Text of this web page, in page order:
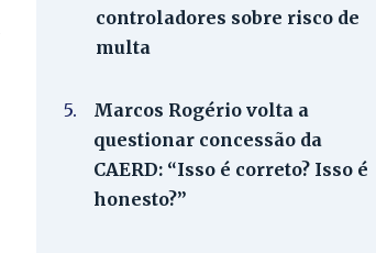
controladores sobre risco de
multa
5.
Marcos Rogério volta a
questionar concessão da
CAERD: “Isso é correto? Isso é
honesto?”